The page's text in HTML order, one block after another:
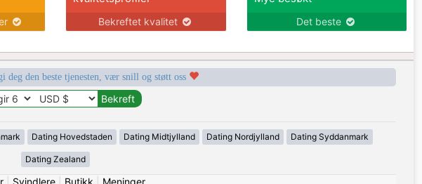
Bekreftet kvalitet Det beste
deg den beste tjenesten, vær snill og støtt oss
Dating Hovedstaden Dating Midtjylland Dating Nordjylland Dating Syddanmark
Dating Zealand
| Svindlere| Butikk Meninger